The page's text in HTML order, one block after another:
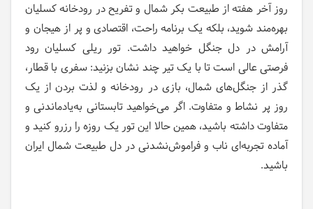
روز آخر هفته از طبیعت بکر شمال و تفریح در رودخانه کسلیان
بهره‌مند شوید، بلکه یک برنامه راحت، اقتصادی و پر از هیجان و
آرامش در دل جنگل خواهید داشت. تور ریلی کسلیان رود
فرصتی عالی است تا با یک تیر چند نشان بزنید: سفری با قطار،
گذر از جنگل‌های شمال، بازی در رودخانه و لذت بردن از یک
روز پر نشاط و متفاوت. اگر می‌خواهید تابستانی به‌یادماندنی و
متفاوت داشته باشید، همین حالا این تور یک روزه را رزرو کنید و
آماده تجربه‌ای ناب و فراموش‌نشدنی در دل طبیعت شمال ایران
باشید.